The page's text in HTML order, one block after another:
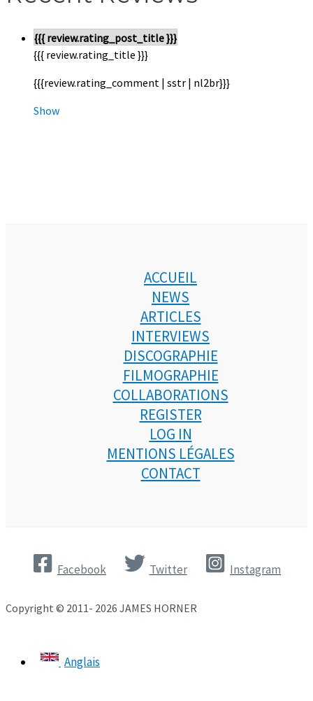
{{{ review.rating_post_title }}}
{{{ review.rating_title }}}
{{{review.rating_comment | sstr | nl2br}}}
Show
ACCUEIL
NEWS
ARTICLES
INTERVIEWS
DISCOGRAPHIE
FILMOGRAPHIE
COLLABORATIONS
REGISTER
LOG IN
MENTIONS LÉGALES
CONTACT
Facebook Twitter Instagram
Copyright © 2011- 2026 JAMES HORNER
Anglais